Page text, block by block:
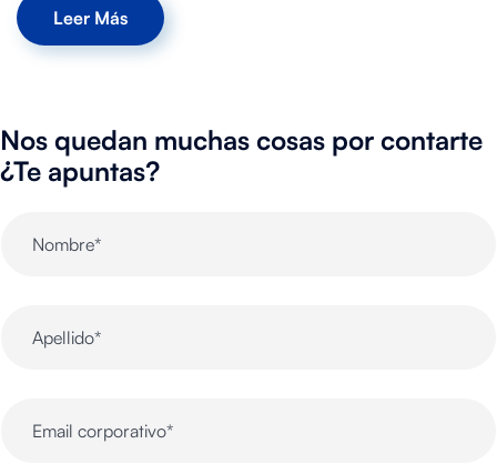
Leer Más
Nos quedan muchas cosas por contarte
¿Te apuntas?